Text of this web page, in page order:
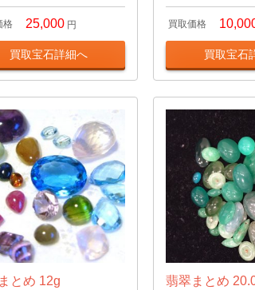
格 25,000 円
買取宝石詳細へ
買取価格
買取宝石
とめ 12g 翡翠まとめ